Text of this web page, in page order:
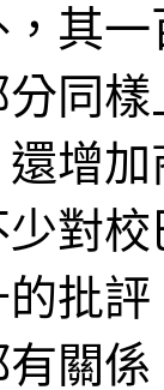
其
同
增
對
批
關係